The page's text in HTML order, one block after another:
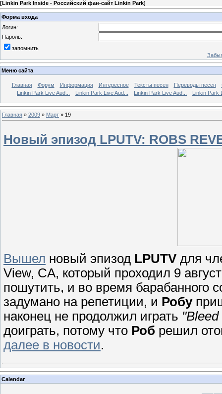
[Linkin Park Inside - Российский фан-сайт Linkin Park]
Форма входа
Логин:
Пароль:
запомнить
Меню сайта
Главная Форум Информация Интересное Тексты песен Переводы песен
Linkin Park Live Aud...
Linkin Park Live Aud... Linkin Park Live Aud... Linkin Park
Главная » 2009 » Март » 19
Новый эпизод LPUTV: ROBS
Вышел новый эпизод LPUTV для
View, CA, который проходил 9
пошутить, и во время барабанного
задумано на репетиции, и Робу
наконец не продолжил играть
доиграть, потому что Роб решил
далее в новости.
Calendar